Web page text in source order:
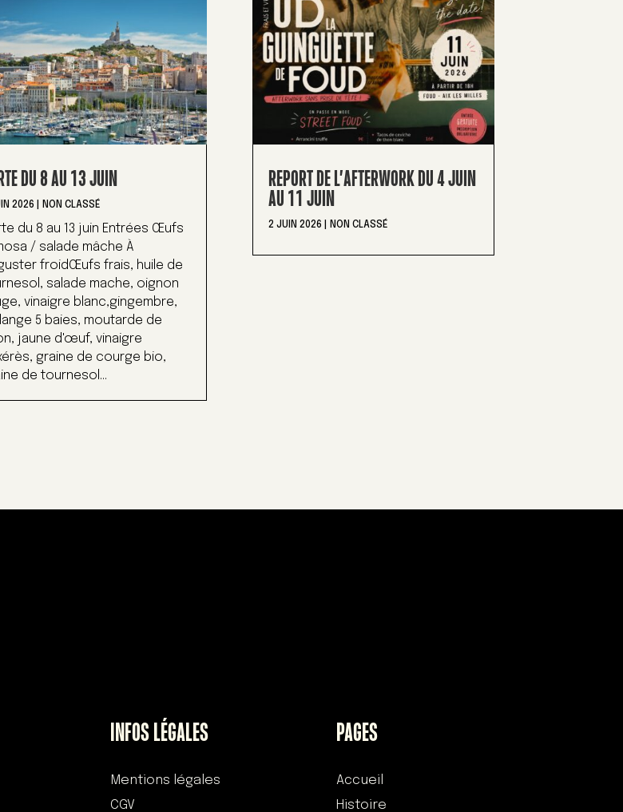
DU 8 AU 13 JUIN
2026 NON CLASSÉ
du 8 au 13 juin Entrées Œufs
/ salade mâche À
froidŒufs frais, huile de
salade mache, oignon
vinaigre blanc,gingembre,
5 baies, moutarde de
jaune d'œuf, vinaigre
graine de courge bio,
de tournesol...
REPORT DE L’AFTERWORK DU 4 JUIN
AU 11 JUIN
2 JUIN 2026 NON CLASSÉ
INFOS LÉGALES
Mentions légales
CGV
PAGES
Accueil
Histoire